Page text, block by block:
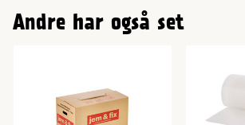
Andre har også set